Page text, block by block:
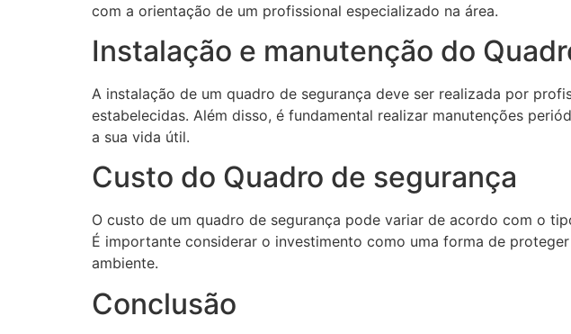
com a orientação de um profissional especializado na área.
Instalação e manutenção do
A instalação de um quadro de segurança deve ser realizada por
estabelecidas. Além disso, é fundamental realizar manutenções
a sua vida útil.
Custo do Quadro de segurança
O custo de um quadro de segurança pode variar de acordo com o
É importante considerar o investimento como uma forma de
ambiente.
Conclusão